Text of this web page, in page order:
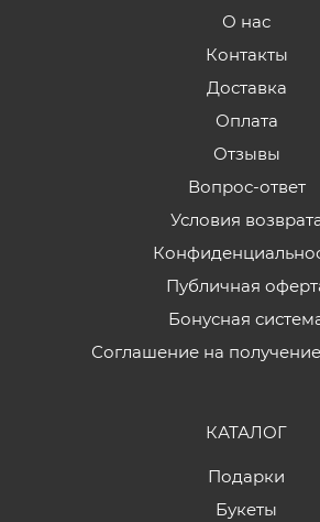
О нас
Контакты
Доставка
Оплата
Отзывы
Вопрос-ответ
Условия
Публичная
Бонусная
Соглашение на
КАТАЛОГ
Подарки
Букеты